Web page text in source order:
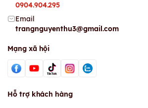
0904.904.295
Email
trangnguyenthu3@gmail.com
Mạng xã hội
Hỗ trợ khách hàng